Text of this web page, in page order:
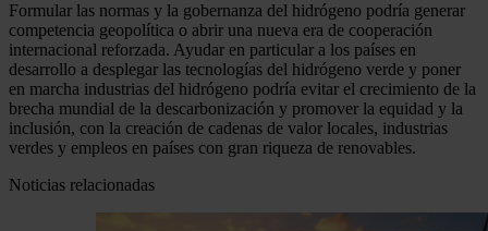
Formular las normas y la gobernanza del hidrógeno podría generar
competencia geopolítica o abrir una nueva era de cooperación
internacional reforzada. Ayudar en particular a los países en
desarrollo a desplegar las tecnologías del hidrógeno verde y poner
en marcha industrias del hidrógeno podría evitar el crecimiento de la
brecha mundial de la descarbonización y promover la equidad y la
inclusión, con la creación de cadenas de valor locales, industrias
verdes y empleos en países con gran riqueza de renovables.
Noticias relacionadas